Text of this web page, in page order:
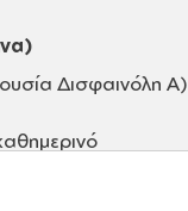
Δισφαινόλη Α)
για την